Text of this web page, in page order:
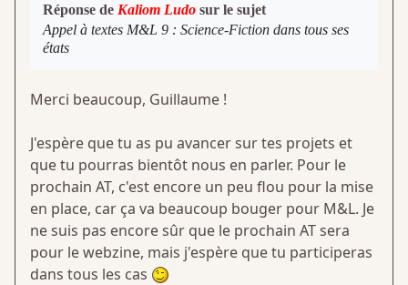
Réponse de Kaliom Ludo sur le sujet
Appel à textes M&L 9 : Science-Fiction dans tous ses
états
Merci beaucoup, Guillaume !
J'espère que tu as pu avancer sur tes projets et
que tu pourras bientôt nous en parler. Pour le
prochain AT, c'est encore un peu flou pour la mise
en place, car ça va beaucoup bouger pour M&L. Je
ne suis pas encore sûr que le prochain AT sera
pour le webzine, mais j'espère que tu participeras
dans tous les cas